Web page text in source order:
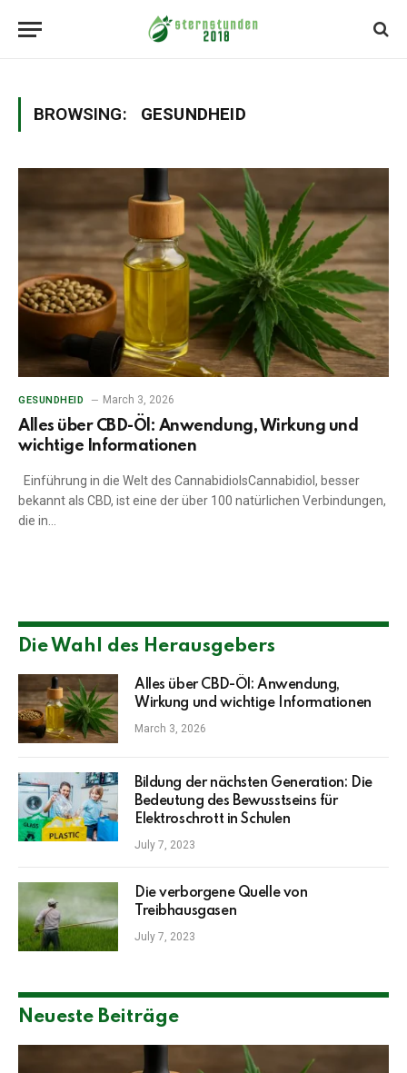
BROWSING: GESUNDHEID
GESUNDHEID March 3, 2026
Alles über CBD-Öl: Anwendung, Wirkung und
wichtige Informationen
Einführung in die Welt des CannabidiolsCannabidiol, besser
bekannt als CBD, ist eine der über 100 natürlichen Verbindungen,
die in…
Die Wahl des Herausgebers
Alles über CBD-Öl: Anwendung,
Wirkung und wichtige Informationen
March 3, 2026
Bildung der nächsten Generation: Die
Bedeutung des Bewusstseins für
Elektroschrott in Schulen
July 7, 2023
Die verborgene Quelle von
Treibhausgasen
July 7, 2023
Neueste Beiträge